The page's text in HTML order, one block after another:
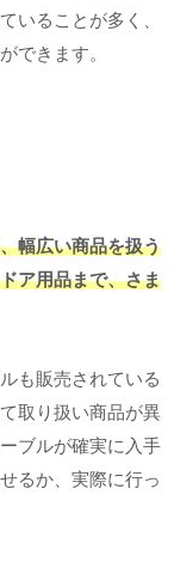
いることが多く、
できます。
幅広い商品を扱う
ア用品まで、さま
も販売されている
取り扱い商品が異
ブルが確実に入手
るか、実際に行っ